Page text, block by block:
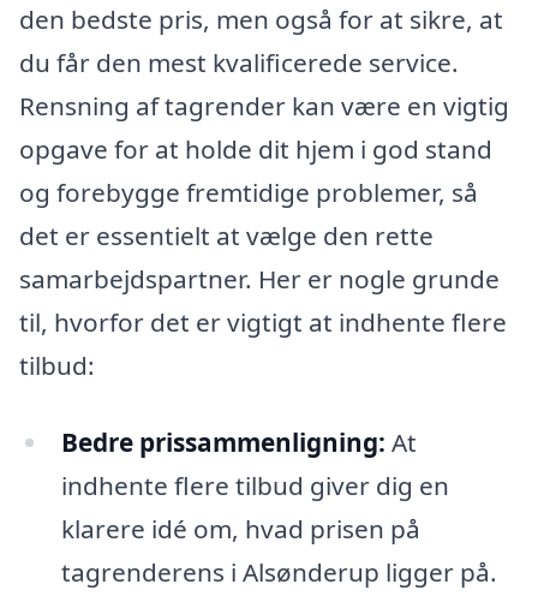
den bedste pris, men også for at sikre, at
du får den mest kvalificerede service.
Rensning af tagrender kan være en vigtig
opgave for at holde dit hjem i god stand
og forebygge fremtidige problemer, så
det er essentielt at vælge den rette
samarbejdspartner. Her er nogle grunde
til, hvorfor det er vigtigt at indhente flere
tilbud:
Bedre prissammenligning: At
indhente flere tilbud giver dig en
klarere idé om, hvad prisen på
tagrenderens i Alsønderup ligger på.